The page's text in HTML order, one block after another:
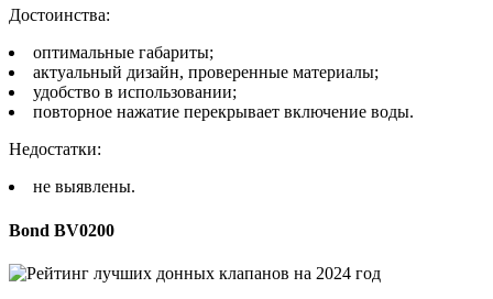
Достоинства:
оптимальные габариты;
актуальный дизайн, проверенные материалы;
удобство в использовании;
повторное нажатие перекрывает включение воды.
Недостатки:
не выявлены.
Bond BV0200